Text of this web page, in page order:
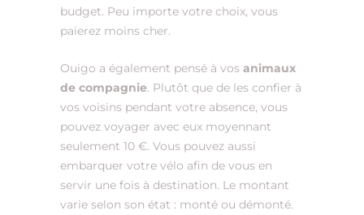
budget. Peu importe votre choix, vous
paierez moins cher.
Ouigo a également pensé à vos animaux
de compagnie. Plutôt que de les confier à
vos voisins pendant votre absence, vous
pouvez voyager avec eux moyennant
seulement 10 €. Vous pouvez aussi
embarquer votre vélo afin de vous en
servir une fois à destination. Le montant
varie selon son état : monté ou démonté.